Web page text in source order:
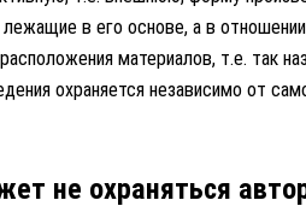
в его основе, а в
материалов, т.е. так
охраняется независимо от
не охраняться